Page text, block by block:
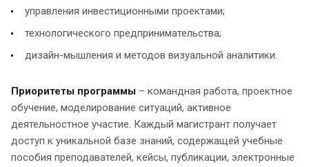
управления инвестиционными проектами;
технологического предпринимательства;
дизайн-мышления и методов визуальной аналитики.
Приоритеты программы – командная работа, проектное
обучение, моделирование ситуаций, активное
деятельностное участие. Каждый магистрант получает
доступ к уникальной базе знаний, содержащей учебные
пособия преподавателей, кейсы, публикации, электронные